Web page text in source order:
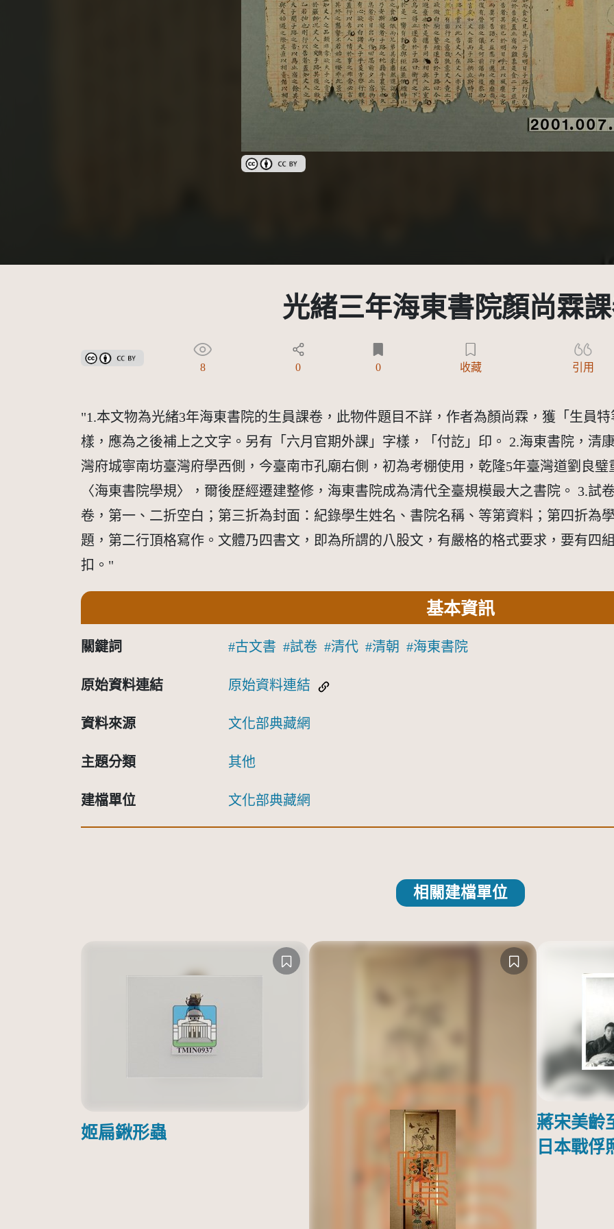
創用CC姓名標示 3.0 台灣及其後版本(CC BY 3.0 TW +)
光緒三年海東書院顏尚霖
創用CC姓名標示 3.0 台灣及其後版本(CC BY 3.0 TW +)
8 0 0 收藏 引用
"1.本文物為光緒3年海東書院的生員課卷，此物件題目不詳，作者為顏尚霖，獲「生員
樣，應為之後補上之文字。另有「六月官期外課」字樣，「付訖」印。 2.海東書院，清
灣府城寧南坊臺灣府學西側，今臺南市孔廟右側，初為考棚使用，乾隆5年臺灣道劉良
〈海東書院學規〉，爾後歷經遷建整修，海東書院成為清代全臺規模最大之書院。 3.試
卷，第一、二折空白；第三折為封面：紀錄學生姓名、書院名稱、等第資料；第四折為
題，第二行頂格寫作。文體乃四書文，即為所謂的八股文，有嚴格的格式要求，要有四
扣。"
基本資訊
關鍵詞 古文書 試卷 清代 清朝 海東書院
原始資料連結 原始資料連結
資料來源 文化部典藏網
主題分類 其他
建檔單位 文化部典藏網
相關建檔單位
姬扁鍬形蟲
蔣宋美齡
日本戰俘